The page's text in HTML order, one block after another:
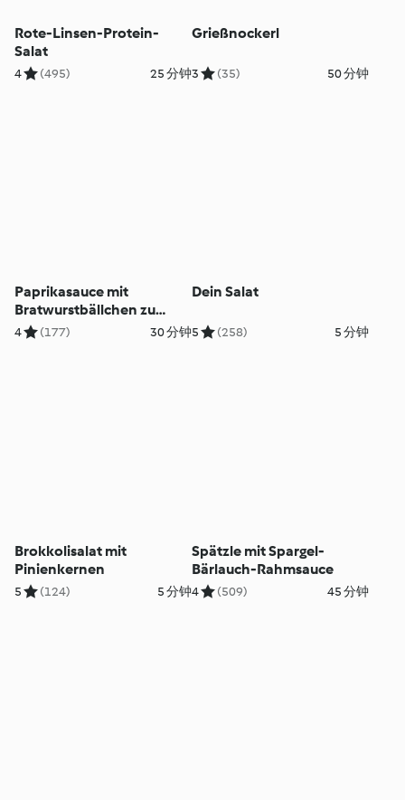
Rote-Linsen-Protein-
Salat
4 (495) 25 分钟
Grießnockerl
3 (35) 50 分钟
Paprikasauce mit
Bratwurstbällchen zu
Nudeln
4 (177) 30 分钟
Dein Salat
5 (258) 5 分钟
Brokkolisalat mit
Pinienkernen
5 (124) 5 分钟
Spätzle mit Spargel-
Bärlauch-Rahmsauce
4 (509) 45 分钟